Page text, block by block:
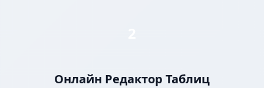
Онлайн Редактор Таблиц